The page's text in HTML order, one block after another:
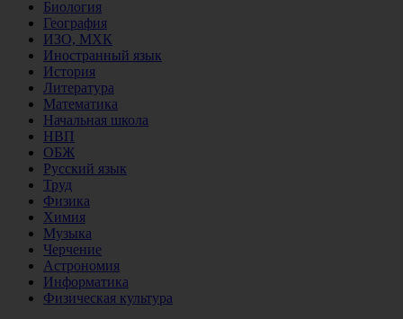
Биология
География
ИЗО, МХК
Иностранный язык
История
Литература
Математика
Начальная школа
НВП
ОБЖ
Русский язык
Труд
Физика
Химия
Музыка
Черчение
Астрономия
Информатика
Физическая культура